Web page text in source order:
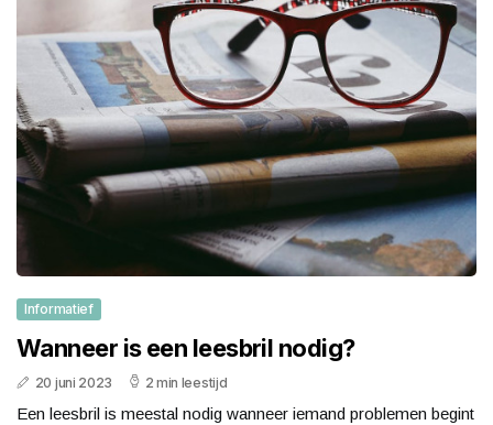
Informatief
Wanneer is een leesbril nodig?
20 juni 2023 2 min leestijd
Een leesbril is meestal nodig wanneer iemand problemen begint